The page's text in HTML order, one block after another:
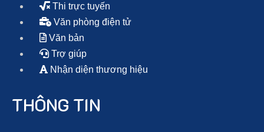
Thi trực tuyến
Văn phòng điện tử
Văn bản
Trợ giúp
Nhận diện thương hiệu
THÔNG TIN